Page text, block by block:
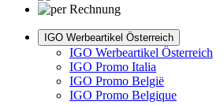
IGO Werbeartikel Österreich
IGO Werbeartikel Österreich
IGO Promo Italia
IGO Promo België
IGO Promo Belgique